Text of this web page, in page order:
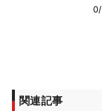
関連記事